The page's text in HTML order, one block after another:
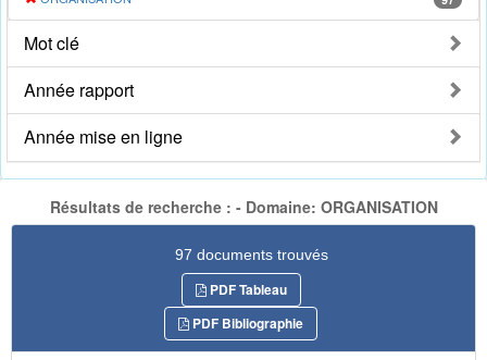
Mot clé
Année rapport
Année mise en ligne
Résultats de recherche : - Domaine: ORGANISATION
97 documents trouvés
PDF Tableau
PDF Bibliographie